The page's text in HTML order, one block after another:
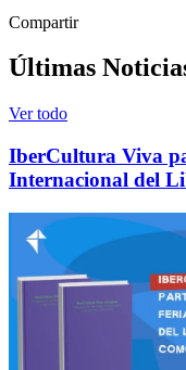
Compartir
Últimas
Ver todo
IberCultura Viva
Internacional del